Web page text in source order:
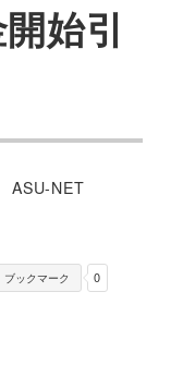
始引
著
ASU-NET
0
ブックマーク